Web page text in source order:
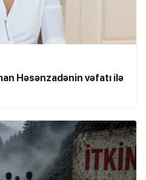
Həsənzadənin vəfatı ilə